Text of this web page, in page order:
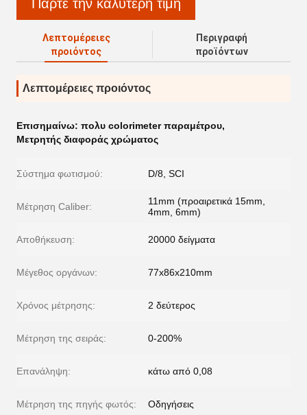
Πάρτε την καλύτερη τιμή
Λεπτομέρειες
προιόντος
Περιγραφή
προϊόντων
Λεπτομέρειες προιόντος
Επισημαίνω: πολυ colorimeter παραμέτρου,
Μετρητής διαφοράς χρώματος
Σύστημα φωτισμού: D/8, SCI
Μέτρηση Caliber:
11mm (προαιρετικά 15mm,
4mm, 6mm)
Αποθήκευση: 20000 δείγματα
Μέγεθος οργάνων: 77x86x210mm
Χρόνος μέτρησης: 2 δεύτερος
Μέτρηση της σειράς: 0-200%
Επανάληψη: κάτω από 0,08
Μέτρηση της πηγής φωτός: Οδηγήσεις